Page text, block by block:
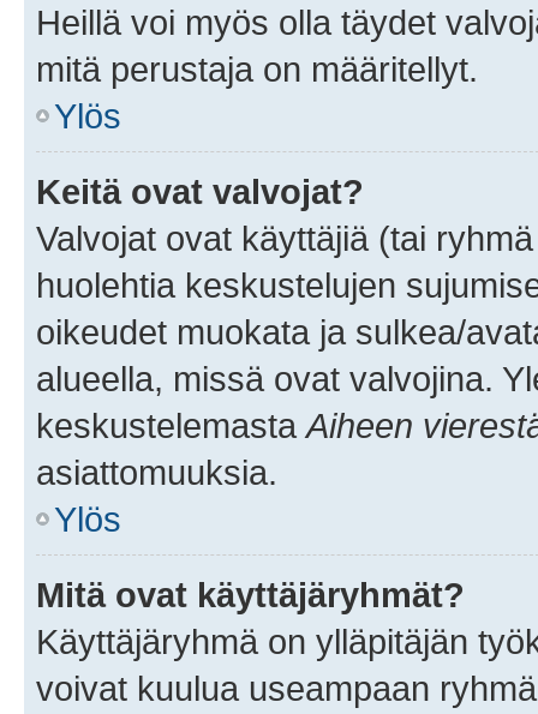
Heillä voi myös olla täydet
mitä perustaja on määritellyt.
Ylös
Keitä ovat valvojat?
Valvojat ovat käyttäjiä (tai
huolehtia keskustelujen
oikeudet muokata ja sulkea/
alueella, missä ovat valvojina.
keskustelemasta Aiheen
asiattomuuksia.
Ylös
Mitä ovat käyttäjäryhmät?
Käyttäjäryhmä on ylläpitäjän
voivat kuulua useampaan